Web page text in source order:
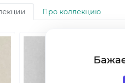
Про коллекцию